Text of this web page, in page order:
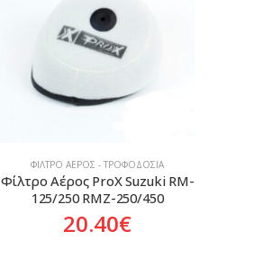
ΦΊΛΤΡΟ ΑΈΡΟΣ - ΤΡΟΦΟΔΟΣΊΑ
Φίλτρο Αέρος ProX Suzuki RM-
125/250 RMZ-250/450
20.40€